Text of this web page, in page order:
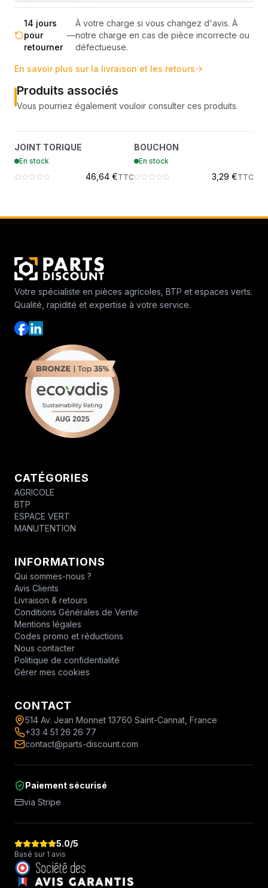
14 jours
pour
retourner
—
À votre charge si vous changez d'avis. À
notre charge en cas de pièce incorrecte ou
défectueuse.
En savoir plus sur la livraison et les retours
Produits associés
Vous pourriez également vouloir consulter ces produits.
?
7283267
JOINT TORIQUE
En stock
46,64 €TTC
7004673
BOUCHON
En stock
3,29 €TTC
Votre spécialiste en pièces agricoles, BTP et espaces verts.
Qualité, rapidité et expertise à votre service.
CATÉGORIES
AGRICOLE
BTP
ESPACE VERT
MANUTENTION
INFORMATIONS
Qui sommes-nous ?
Avis Clients
Livraison & retours
Conditions Générales de Vente
Mentions légales
Codes promo et réductions
Nous contacter
Politique de confidentialité
Gérer mes cookies
CONTACT
514 Av. Jean Monnet 13760 Saint-Cannat, France
+33 4 51 26 26 77
contact@parts-discount.com
Paiement sécurisé
via Stripe
5.0/5
Basé sur 1 avis